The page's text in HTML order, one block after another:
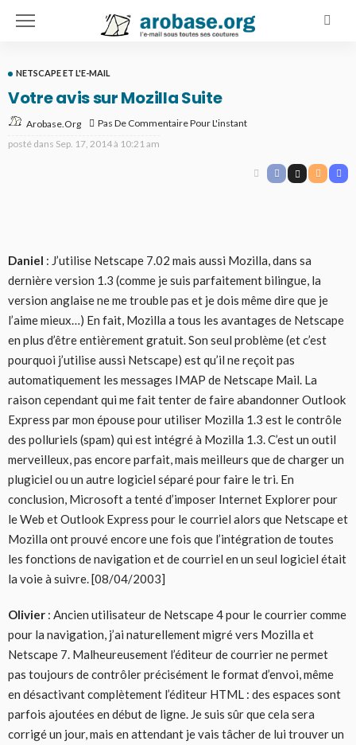
NETSCAPE ET L'E-MAIL
Votre avis sur Mozilla Suite
Arobase.org
Pas De Commentaire Pour L'instant
posté dans Sep. 17, 2014 à 10:21 am
Daniel : J’utilise Netscape 7.02 mais aussi Mozilla, dans sa
dernière version 1.3 (comme je suis parfaitement bilingue, la
version anglaise ne me trouble pas et je dois même dire que je
l’aime mieux…) En fait, Mozilla a tous les avantages de Netscape
en plus d’être entièrement gratuit. Son seul problème (et c’est
pourquoi j’utilise aussi Netscape) est qu’il ne reçoit pas
automatiquement les messages IMAP de Netscape Mail. La
raison cependant qui me fait tenter de faire abandonner Outlook
Express par mon épouse pour utiliser Mozilla 1.3 est le contrôle
des polluriels (spam) qui est intégré à Mozilla 1.3. C’est un outil
merveilleux, pas encore parfait, mais meilleurs que de charger un
plugiciel ou un autre logiciel séparé pour faire le tri. En
conclusion, Microsoft a tenté d’imposer Internet Explorer pour
le Web et Outlook Express pour le courriel alors que Netscape et
Mozilla ont prouvé encore une fois que l’intégration de toutes
les fonctions de navigation et de courriel en un seul logiciel était
la voie à suivre. [08/04/2003]
Olivier : Ancien utilisateur de Netscape 4 pour le courrier comme
pour la navigation, j’ai naturellement migré vers Mozilla et
Netscape 7. Malheureusement l’éditeur de courrier ne permet
pas toujours de contrôler précisément le format d’envoi, même
en désactivant complètement l’éditeur HTML : des espaces sont
parfois ajoutées en début de ligne. Je suis sûr que cela sera
corrigé un jour, mais en attendant je vais tâcher de lui trouver un